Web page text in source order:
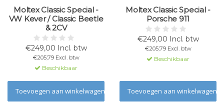
Moltex Classic Special -
VW Kever / Classic Beetle
& 2CV
€249,00 Incl. btw
€205,79 Excl. btw
Beschikbaar
Toevoegen aan winkelwagen
Moltex Classic Special -
Porsche 911
€249,00 Incl. btw
€205,79 Excl. btw
Beschikbaar
Toevoegen aan winkelwagen